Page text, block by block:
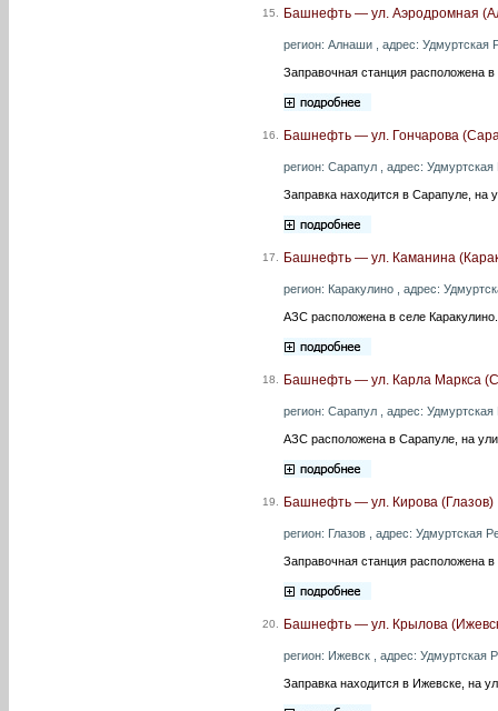
15. Башнефть — ул. Аэродромная
регион: Алнаши , адрес:
Заправочная станция расположена
16. Башнефть — ул. Гончарова
регион: Сарапул , адрес:
Заправка находится в Сарапуле, на
17. Башнефть — ул. Каманина
регион: Каракулино , адрес:
АЗС расположена в селе Каракулино.
18. Башнефть — ул. Карла Маркса
регион: Сарапул , адрес:
АЗС расположена в Сарапуле, на
19. Башнефть — ул. Кирова (Глазов)
регион: Глазов , адрес: Удмуртская
Заправочная станция расположена в
20. Башнефть — ул. Крылова
регион: Ижевск , адрес: Удмуртская
Заправка находится в Ижевске, на